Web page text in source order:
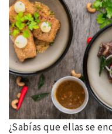
¿Sabías que ellas se